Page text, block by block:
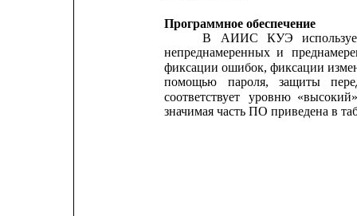
Программное обеспечение
В
АИИС КУЭ
непреднамеренных и
фиксации ошибок, фиксации
помощью
пароля, защиты
соответствует
уровню
значимая часть ПО приведена в